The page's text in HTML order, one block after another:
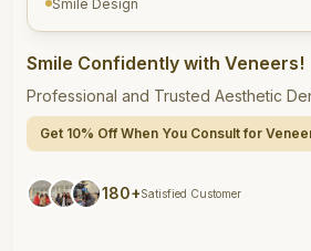
Smile Design
Smile Confidently with Veneers!
Professional and Trusted Aesthetic
Get 10% Off When You Consult for
180+Satisfied Customer